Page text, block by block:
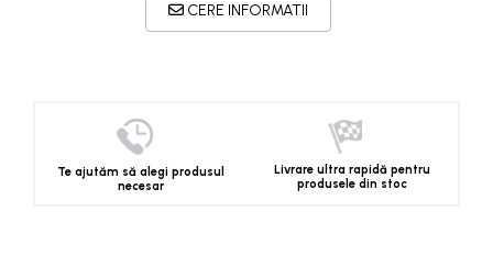
CERE INFORMATII
Te ajutăm să alegi produsul
necesar
Livrare ultra rapidă pentru
produsele din stoc